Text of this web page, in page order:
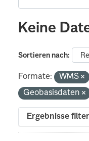
Keine
Sortieren nach
Formate: WMS
Geobasisdaten
Ergebnisse